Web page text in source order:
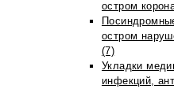
остром
остром
(7)
Укладки
инфекций,